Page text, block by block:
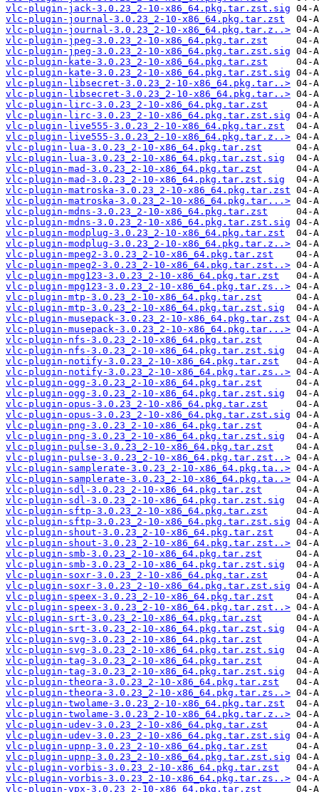
vlc-plugin-jack-3.0.23_2-10-x86_64.pkg.tar.zst.sig
vlc-plugin-journal-3.0.23_2-10-x86_64.pkg.tar.zst
vlc-plugin-journal-3.0.23_2-10-x86_64.pkg.tar.z..>
vlc-plugin-jpeg-3.0.23_2-10-x86_64.pkg.tar.zst
vlc-plugin-jpeg-3.0.23_2-10-x86_64.pkg.tar.zst.sig
vlc-plugin-kate-3.0.23_2-10-x86_64.pkg.tar.zst
vlc-plugin-kate-3.0.23_2-10-x86_64.pkg.tar.zst.sig
vlc-plugin-libsecret-3.0.23_2-10-x86_64.pkg.tar..>
vlc-plugin-libsecret-3.0.23_2-10-x86_64.pkg.tar..>
vlc-plugin-lirc-3.0.23_2-10-x86_64.pkg.tar.zst
vlc-plugin-lirc-3.0.23_2-10-x86_64.pkg.tar.zst.sig
vlc-plugin-live555-3.0.23_2-10-x86_64.pkg.tar.zst
vlc-plugin-live555-3.0.23_2-10-x86_64.pkg.tar.z..>
vlc-plugin-lua-3.0.23_2-10-x86_64.pkg.tar.zst
vlc-plugin-lua-3.0.23_2-10-x86_64.pkg.tar.zst.sig
vlc-plugin-mad-3.0.23_2-10-x86_64.pkg.tar.zst
vlc-plugin-mad-3.0.23_2-10-x86_64.pkg.tar.zst.sig
vlc-plugin-matroska-3.0.23_2-10-x86_64.pkg.tar.zst
vlc-plugin-matroska-3.0.23_2-10-x86_64.pkg.tar...>
vlc-plugin-mdns-3.0.23_2-10-x86_64.pkg.tar.zst
vlc-plugin-mdns-3.0.23_2-10-x86_64.pkg.tar.zst.sig
vlc-plugin-modplug-3.0.23_2-10-x86_64.pkg.tar.zst
vlc-plugin-modplug-3.0.23_2-10-x86_64.pkg.tar.z..>
vlc-plugin-mpeg2-3.0.23_2-10-x86_64.pkg.tar.zst
vlc-plugin-mpeg2-3.0.23_2-10-x86_64.pkg.tar.zst..>
vlc-plugin-mpg123-3.0.23_2-10-x86_64.pkg.tar.zst
vlc-plugin-mpg123-3.0.23_2-10-x86_64.pkg.tar.zs..>
vlc-plugin-mtp-3.0.23_2-10-x86_64.pkg.tar.zst
vlc-plugin-mtp-3.0.23_2-10-x86_64.pkg.tar.zst.sig
vlc-plugin-musepack-3.0.23_2-10-x86_64.pkg.tar.zst
vlc-plugin-musepack-3.0.23_2-10-x86_64.pkg.tar...>
vlc-plugin-nfs-3.0.23_2-10-x86_64.pkg.tar.zst
vlc-plugin-nfs-3.0.23_2-10-x86_64.pkg.tar.zst.sig
vlc-plugin-notify-3.0.23_2-10-x86_64.pkg.tar.zst
vlc-plugin-notify-3.0.23_2-10-x86_64.pkg.tar.zs..>
vlc-plugin-ogg-3.0.23_2-10-x86_64.pkg.tar.zst
vlc-plugin-ogg-3.0.23_2-10-x86_64.pkg.tar.zst.sig
vlc-plugin-opus-3.0.23_2-10-x86_64.pkg.tar.zst
vlc-plugin-opus-3.0.23_2-10-x86_64.pkg.tar.zst.sig
vlc-plugin-png-3.0.23_2-10-x86_64.pkg.tar.zst
vlc-plugin-png-3.0.23_2-10-x86_64.pkg.tar.zst.sig
vlc-plugin-pulse-3.0.23_2-10-x86_64.pkg.tar.zst
vlc-plugin-pulse-3.0.23_2-10-x86_64.pkg.tar.zst..>
vlc-plugin-samplerate-3.0.23_2-10-x86_64.pkg.ta..>
vlc-plugin-samplerate-3.0.23_2-10-x86_64.pkg.ta..>
vlc-plugin-sdl-3.0.23_2-10-x86_64.pkg.tar.zst
vlc-plugin-sdl-3.0.23_2-10-x86_64.pkg.tar.zst.sig
vlc-plugin-sftp-3.0.23_2-10-x86_64.pkg.tar.zst
vlc-plugin-sftp-3.0.23_2-10-x86_64.pkg.tar.zst.sig
vlc-plugin-shout-3.0.23_2-10-x86_64.pkg.tar.zst
vlc-plugin-shout-3.0.23_2-10-x86_64.pkg.tar.zst..>
vlc-plugin-smb-3.0.23_2-10-x86_64.pkg.tar.zst
vlc-plugin-smb-3.0.23_2-10-x86_64.pkg.tar.zst.sig
vlc-plugin-soxr-3.0.23_2-10-x86_64.pkg.tar.zst
vlc-plugin-soxr-3.0.23_2-10-x86_64.pkg.tar.zst.sig
vlc-plugin-speex-3.0.23_2-10-x86_64.pkg.tar.zst
vlc-plugin-speex-3.0.23_2-10-x86_64.pkg.tar.zst..>
vlc-plugin-srt-3.0.23_2-10-x86_64.pkg.tar.zst
vlc-plugin-srt-3.0.23_2-10-x86_64.pkg.tar.zst.sig
vlc-plugin-svg-3.0.23_2-10-x86_64.pkg.tar.zst
vlc-plugin-svg-3.0.23_2-10-x86_64.pkg.tar.zst.sig
vlc-plugin-tag-3.0.23_2-10-x86_64.pkg.tar.zst
vlc-plugin-tag-3.0.23_2-10-x86_64.pkg.tar.zst.sig
vlc-plugin-theora-3.0.23_2-10-x86_64.pkg.tar.zst
vlc-plugin-theora-3.0.23_2-10-x86_64.pkg.tar.zs..>
vlc-plugin-twolame-3.0.23_2-10-x86_64.pkg.tar.zst
vlc-plugin-twolame-3.0.23_2-10-x86_64.pkg.tar.z..>
vlc-plugin-udev-3.0.23_2-10-x86_64.pkg.tar.zst
vlc-plugin-udev-3.0.23_2-10-x86_64.pkg.tar.zst.sig
vlc-plugin-upnp-3.0.23_2-10-x86_64.pkg.tar.zst
vlc-plugin-upnp-3.0.23_2-10-x86_64.pkg.tar.zst.sig
vlc-plugin-vorbis-3.0.23_2-10-x86_64.pkg.tar.zst
vlc-plugin-vorbis-3.0.23_2-10-x86_64.pkg.tar.zs..>
vlc-plugin-vpx-3.0.23_2-10-x86_64.pkg.tar.zst